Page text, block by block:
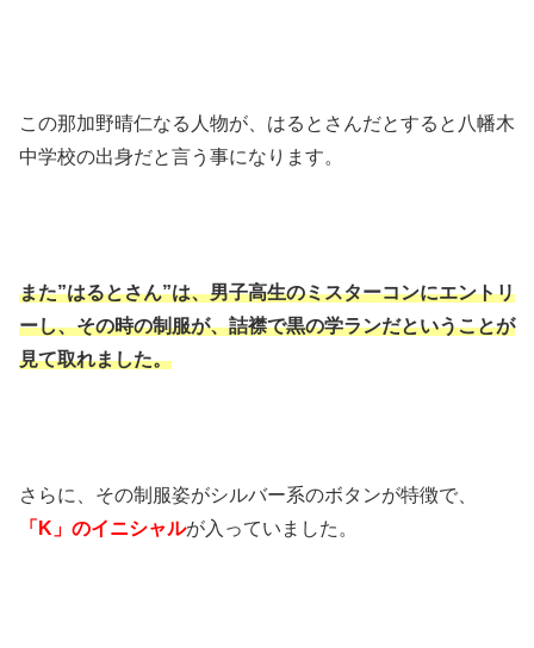
この那加野晴仁なる人物が、はるとさんだとすると八幡木
中学校の出身だと言う事になります。
また”はるとさん”は、男子高生のミスターコンにエントリ
ーし、その時の制服が、詰襟で黒の学ランだということが
見て取れました。
さらに、その制服姿がシルバー系のボタンが特徴で、
「K」のイニシャルが入っていました。